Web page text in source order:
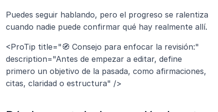
Puedes seguir hablando, pero el progreso se ralentiza
cuando nadie puede confirmar qué hay realmente allí.
<ProTip title="🧭 Consejo para enfocar la revisión:"
description="Antes de empezar a editar, define
primero un objetivo de la pasada, como afirmaciones,
citas, claridad o estructura" />